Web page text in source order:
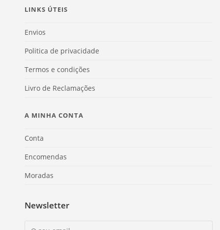
LINKS ÚTEIS
Envios
Politica de privacidade
Termos e condições
Livro de Reclamações
A MINHA CONTA
Conta
Encomendas
Moradas
Newsletter